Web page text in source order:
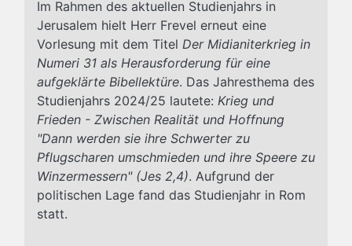
Im Rahmen des aktuellen Studienjahrs in
Jerusalem hielt Herr Frevel erneut eine
Vorlesung mit dem Titel Der Midianiterkrieg in
Numeri 31 als Herausforderung für eine
aufgeklärte Bibellektüre. Das Jahresthema des
Studienjahrs 2024/25 lautete: Krieg und
Frieden - Zwischen Realität und Hoffnung
"Dann werden sie ihre Schwerter zu
Pflugscharen umschmieden und ihre Speere zu
Winzermessern" (Jes 2,4). Aufgrund der
politischen Lage fand das Studienjahr in Rom
statt.